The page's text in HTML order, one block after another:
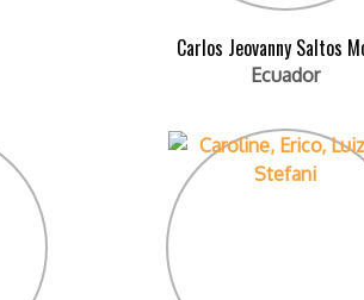
Carlos Jeovanny Saltos
Ecuador